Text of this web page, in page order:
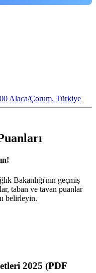
Alaca/Çorum, Türkiye
Bakanlığı'nın geçmiş
taban ve tavan puanlar
belirleyin.
2025 (PDF